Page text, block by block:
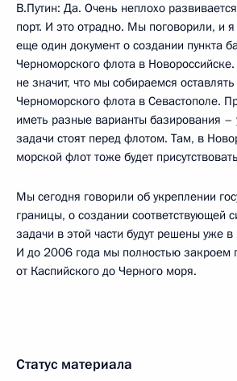
В.Путин: Да. Очень неплохо
порт. И это отрадно. Мы поговорили, и
еще один документ о создании пункта
Черноморского флота в
не значит, что мы собираемся
Черноморского флота в Севастополе.
иметь разные варианты базирования –
задачи стоят перед флотом. Там, в
морской флот тоже будет
Мы сегодня говорили об укреплении
границы, о создании соответствующей
задачи в этой части будут решены уже
И до 2006 года мы полностью закроем
от Каспийского до Черного моря.
Статус материала